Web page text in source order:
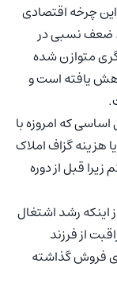
چرخه اقتصادی
ضعف نسبی در
متوازن شده
یافته است و
که امروزه با
هزینه گزاف املاک
قبل از دوره
اینکه رشد اشتغال
از فرزند
فروش گذاشته